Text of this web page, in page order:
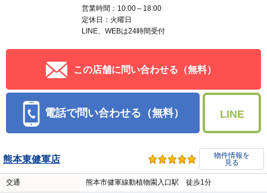
営業時間：10:00～18:00
定休日：火曜日
LINE、WEBは24時間受付
この店舗に問い合わせる（無料）
電話で問い合わせる（無料） LINE
熊本東健軍店
物件情報を
見る
交通 熊本市健軍線動植物園入口駅 徒歩1分